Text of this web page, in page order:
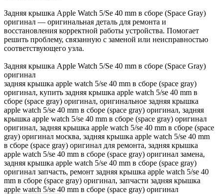
Задняя крышка Apple Watch 5/Se 40 mm в сборе (Space Gray)
оригинал — оригинальная деталь для ремонта и
восстановления корректной работы устройства. Помогает
решить проблему, связанную с заменой или неисправностью
соответствующего узла.
Задняя крышка Apple Watch 5/Se 40 mm в сборе (Space Gray)
оригинал
задняя крышка apple watch 5/se 40 mm в сборе (space gray)
оригинал, купить задняя крышка apple watch 5/se 40 mm в
сборе (space gray) оригинал, оригинальное задняя крышка
apple watch 5/se 40 mm в сборе (space gray) оригинал, задняя
крышка apple watch 5/se 40 mm в сборе (space gray) оригинал
оригинал, задняя крышка apple watch 5/se 40 mm в сборе (space
gray) оригинал москва, задняя крышка apple watch 5/se 40 mm
в сборе (space gray) оригинал для ремонта, задняя крышка
apple watch 5/se 40 mm в сборе (space gray) оригинал замена,
задняя крышка apple watch 5/se 40 mm в сборе (space gray)
оригинал запчасть, ремонт задняя крышка apple watch 5/se 40
mm в сборе (space gray) оригинал, запчасти задняя крышка
apple watch 5/se 40 mm в сборе (space gray) оригинал